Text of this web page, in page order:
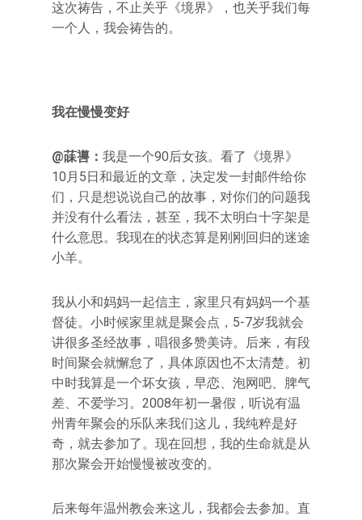
这次祷告，不止关乎《境界》，也关乎我们每
一个人，我会祷告的。
我在慢慢变好
@菋噵： 我是一个90后女孩。看了《境界》
10月5日和最近的文章，决定发一封邮件给你
们，只是想说说自己的故事，对你们的问题我
并没有什么看法，甚至，我不太明白十字架是
什么意思。我现在的状态算是刚刚回归的迷途
小羊。
我从小和妈妈一起信主，家里只有妈妈一个基
督徒。小时候家里就是聚会点，5-7岁我就会
讲很多圣经故事，唱很多赞美诗。后来，有段
时间聚会就懈怠了，具体原因也不太清楚。初
中时我算是一个坏女孩，早恋、泡网吧、脾气
差、不爱学习。2008年初一暑假，听说有温
州青年聚会的乐队来我们这儿，我纯粹是好
奇，就去参加了。现在回想，我的生命就是从
那次聚会开始慢慢被改变的。
后来每年温州教会来这儿，我都会去参加。直